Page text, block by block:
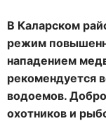
В Каларском
режим
нападением
рекомендуется
водоемов.
охотников и